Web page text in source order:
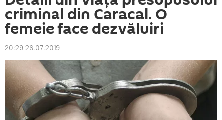
criminal din Caracal. O
femeie face dezvăluiri
20:29 26.07.2019